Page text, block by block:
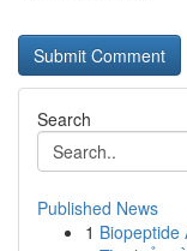
Search
Published News
1 Biopeptide